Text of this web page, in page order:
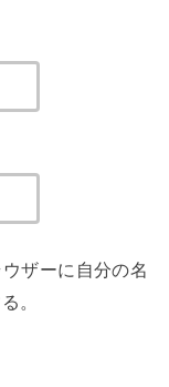
ザーに自分の名
。